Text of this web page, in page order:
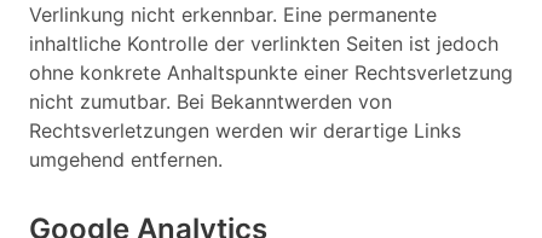
Verlinkung nicht erkennbar. Eine permanente
inhaltliche Kontrolle der verlinkten Seiten ist jedoch
ohne konkrete Anhaltspunkte einer Rechtsverletzung
nicht zumutbar. Bei Bekanntwerden von
Rechtsverletzungen werden wir derartige Links
umgehend entfernen.
Google Analytics